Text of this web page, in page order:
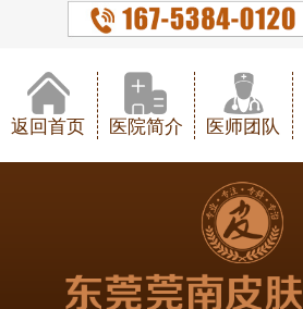
返回首页 医院简介 医师团队